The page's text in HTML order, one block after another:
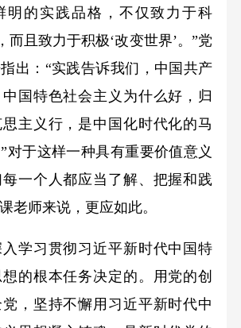
明的实践品格，不仅致力于科
而且致力于积极‘改变世界’。”党
出：“实践告诉我们，中国共产
国特色社会主义为什么好，归
主义行，是中国化时代化的马
对于这样一种具有重要价值意义
一个人都应当了解、把握和践
老师来说，更应如此。
习贯彻习近平新时代中国特
的根本任务决定的。用党的创
，坚持不懈用习近平新时代中